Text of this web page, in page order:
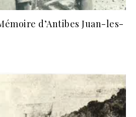
d’Antibes Juan-les-